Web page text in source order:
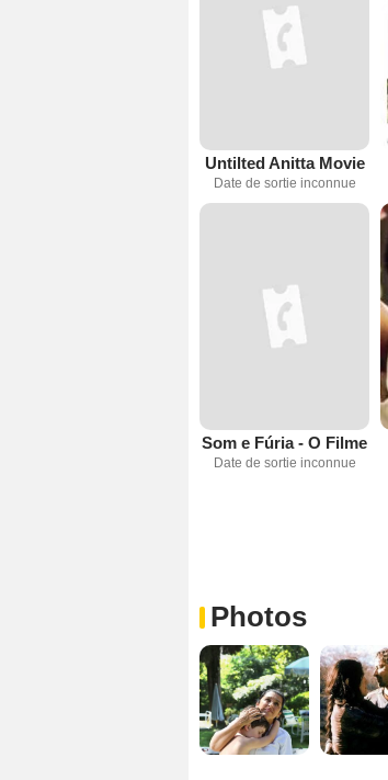
Untilted Anitta Movie
Date de sortie inconnue
Som e Fúria - O Filme
Date de sortie inconnue
Photos